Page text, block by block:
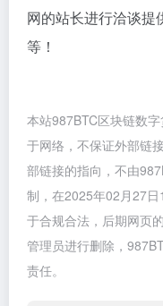
网的站长进行洽谈
等！
本站987BTC区块链数
于网络，不保证外部链
部链接的指向，不由
制，在2025年02月27
于合规合法，后期网页
管理员进行删除，
责任。